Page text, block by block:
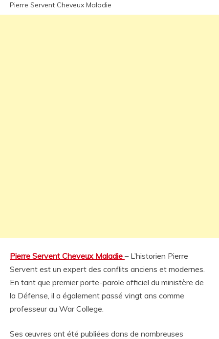
Pierre Servent Cheveux Maladie
Pierre Servent Cheveux Maladie – L’historien Pierre
Servent est un expert des conflits anciens et modernes.
En tant que premier porte-parole officiel du ministère de
la Défense, il a également passé vingt ans comme
professeur au War College.
Ses œuvres ont été publiées dans de nombreuses